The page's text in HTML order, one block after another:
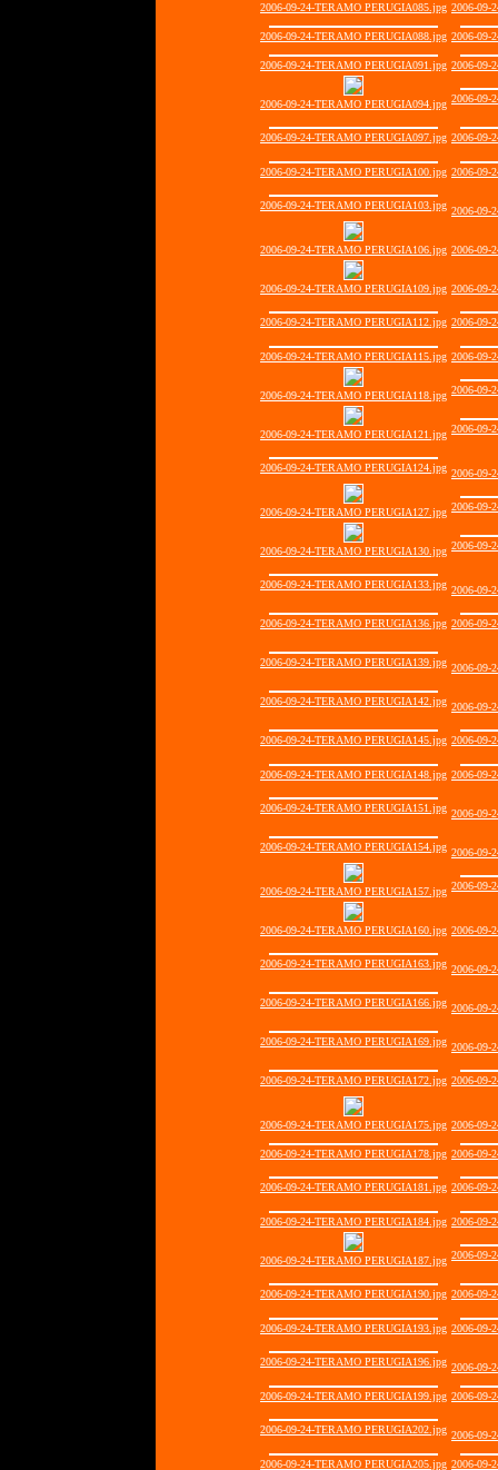
2006-09-24-TERAMO PERUGIA085.jpg 2006-09-
2006-09-24-TERAMO PERUGIA088.jpg 2006-09-
2006-09-24-TERAMO PERUGIA091.jpg 2006-09-
2006-09-24-TERAMO PERUGIA094.jpg 2006-09-
2006-09-24-TERAMO PERUGIA097.jpg 2006-09-
2006-09-24-TERAMO PERUGIA100.jpg 2006-09-
2006-09-24-TERAMO PERUGIA103.jpg 2006-09-
2006-09-24-TERAMO PERUGIA106.jpg 2006-09-
2006-09-24-TERAMO PERUGIA109.jpg 2006-09-
2006-09-24-TERAMO PERUGIA112.jpg 2006-09-
2006-09-24-TERAMO PERUGIA115.jpg 2006-09-
2006-09-24-TERAMO PERUGIA118.jpg 2006-09-
2006-09-24-TERAMO PERUGIA121.jpg 2006-09-
2006-09-24-TERAMO PERUGIA124.jpg 2006-09-
2006-09-24-TERAMO PERUGIA127.jpg 2006-09-
2006-09-24-TERAMO PERUGIA130.jpg 2006-09-
2006-09-24-TERAMO PERUGIA133.jpg 2006-09-
2006-09-24-TERAMO PERUGIA136.jpg 2006-09-
2006-09-24-TERAMO PERUGIA139.jpg 2006-09-
2006-09-24-TERAMO PERUGIA142.jpg 2006-09-
2006-09-24-TERAMO PERUGIA145.jpg 2006-09-
2006-09-24-TERAMO PERUGIA148.jpg 2006-09-
2006-09-24-TERAMO PERUGIA151.jpg 2006-09-
2006-09-24-TERAMO PERUGIA154.jpg 2006-09-
2006-09-24-TERAMO PERUGIA157.jpg 2006-09-
2006-09-24-TERAMO PERUGIA160.jpg 2006-09-
2006-09-24-TERAMO PERUGIA163.jpg 2006-09-
2006-09-24-TERAMO PERUGIA166.jpg 2006-09-
2006-09-24-TERAMO PERUGIA169.jpg 2006-09-
2006-09-24-TERAMO PERUGIA172.jpg 2006-09-
2006-09-24-TERAMO PERUGIA175.jpg 2006-09-
2006-09-24-TERAMO PERUGIA178.jpg 2006-09-
2006-09-24-TERAMO PERUGIA181.jpg 2006-09-
2006-09-24-TERAMO PERUGIA184.jpg 2006-09-
2006-09-24-TERAMO PERUGIA187.jpg 2006-09-
2006-09-24-TERAMO PERUGIA190.jpg 2006-09-
2006-09-24-TERAMO PERUGIA193.jpg 2006-09-
2006-09-24-TERAMO PERUGIA196.jpg 2006-09-
2006-09-24-TERAMO PERUGIA199.jpg 2006-09-
2006-09-24-TERAMO PERUGIA202.jpg 2006-09-
2006-09-24-TERAMO PERUGIA205.jpg 2006-09-